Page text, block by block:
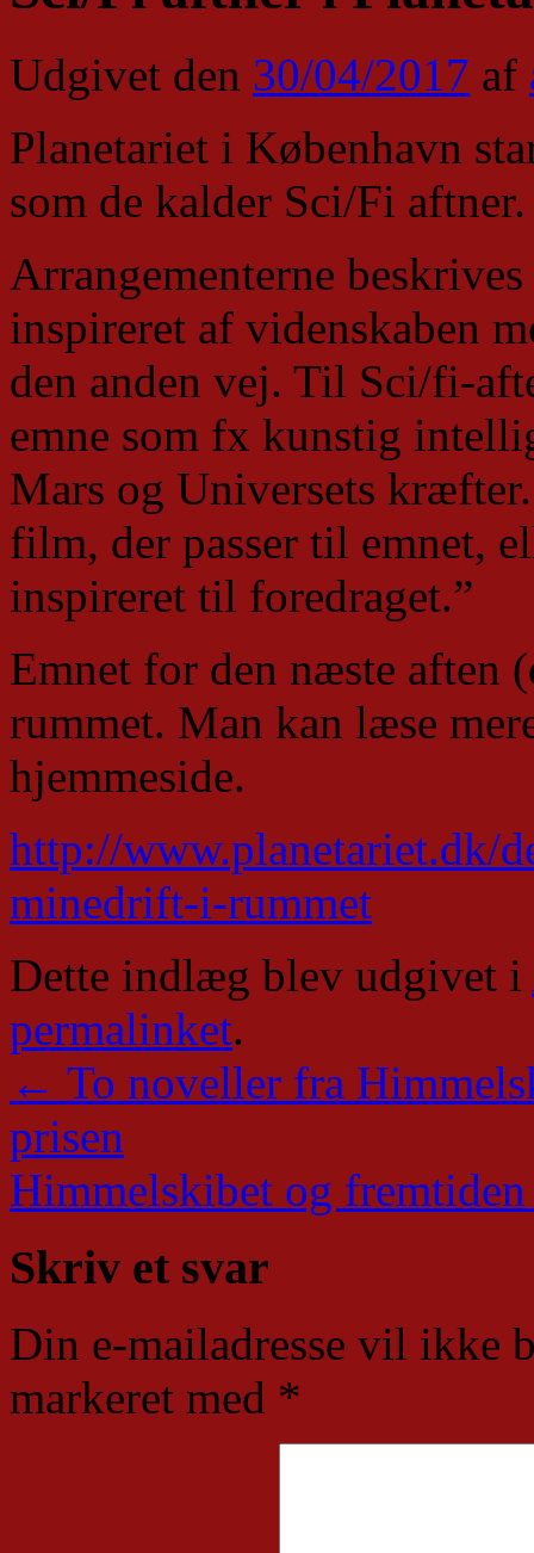
Udgivet den 30/04/2017 af
Planetariet i København
som de kalder Sci/Fi aftner.
Arrangementerne
inspireret af videnskaben
den anden vej. Til Sci/fi-
emne som fx kunstig
Mars og Universets
film, der passer til emnet,
inspireret til foredraget.”
Emnet for den næste aften
rummet. Man kan læse
hjemmeside.
http://www.planetariet.dk/
minedrift-i-rummet
Dette indlæg blev udgivet i
permalinket.
← To noveller fra
prisen
Himmelskibet og
Skriv et svar
Din e-mailadresse vil ikke
markeret med *